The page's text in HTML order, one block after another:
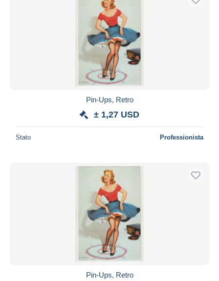
Pin-Ups, Retro
± 1,27 USD
Stato Professionista
Pin-Ups, Retro